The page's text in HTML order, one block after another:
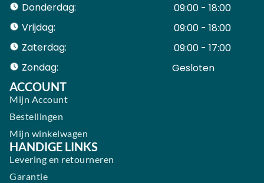
Donderdag:
09:00 - 18:00
Vrijdag:
09:00 - 18:00
Zaterdag:
09:00 - 17:00
Zondag:
Gesloten ​ ​ ​ ​ ​ ​ ​
ACCOUNT
Mijn Account
Bestellingen
Mijn winkelwagen
HANDIGE LINKS
Levering en retourneren
Garantie